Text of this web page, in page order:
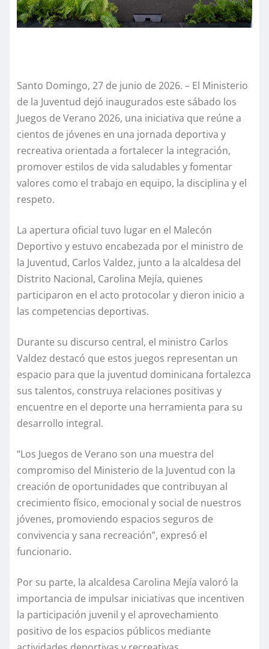
Santo Domingo, 27 de junio de 2026. – El Ministerio
de la Juventud dejó inaugurados este sábado los
Juegos de Verano 2026, una iniciativa que reúne a
cientos de jóvenes en una jornada deportiva y
recreativa orientada a fortalecer la integración,
promover estilos de vida saludables y fomentar
valores como el trabajo en equipo, la disciplina y el
respeto.
La apertura oficial tuvo lugar en el Malecón
Deportivo y estuvo encabezada por el ministro de
la Juventud, Carlos Valdez, junto a la alcaldesa del
Distrito Nacional, Carolina Mejía, quienes
participaron en el acto protocolar y dieron inicio a
las competencias deportivas.
Durante su discurso central, el ministro Carlos
Valdez destacó que estos juegos representan un
espacio para que la juventud dominicana fortalezca
sus talentos, construya relaciones positivas y
encuentre en el deporte una herramienta para su
desarrollo integral.
“Los Juegos de Verano son una muestra del
compromiso del Ministerio de la Juventud con la
creación de oportunidades que contribuyan al
crecimiento físico, emocional y social de nuestros
jóvenes, promoviendo espacios seguros de
convivencia y sana recreación”, expresó el
funcionario.
Por su parte, la alcaldesa Carolina Mejía valoró la
importancia de impulsar iniciativas que incentiven
la participación juvenil y el aprovechamiento
positivo de los espacios públicos mediante